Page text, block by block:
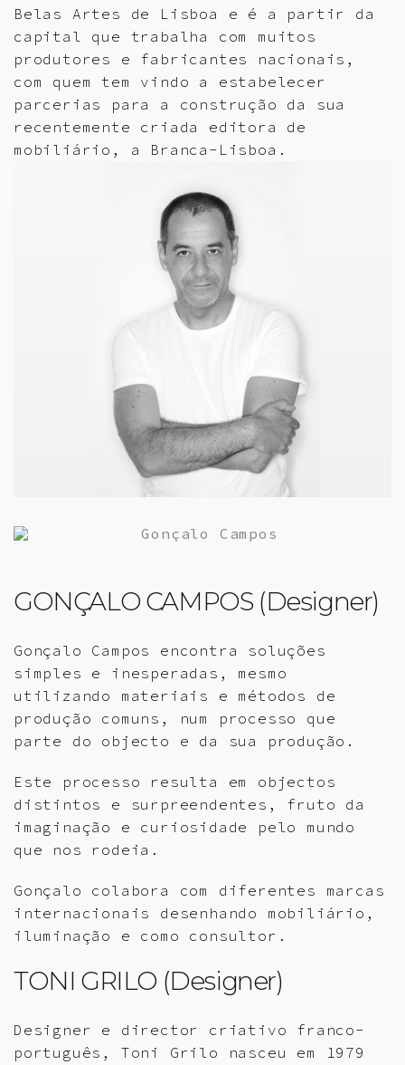
Belas Artes de Lisboa e é a partir da
capital que trabalha com muitos
produtores e fabricantes nacionais,
com quem tem vindo a estabelecer
parcerias para a construção da sua
recentemente criada editora de
mobiliário, a Branca-Lisboa.
GONÇALO CAMPOS (Designer)
Gonçalo Campos encontra soluções
simples e inesperadas, mesmo
utilizando materiais e métodos de
produção comuns, num processo que
parte do objecto e da sua produção.
Este processo resulta em objectos
distintos e surpreendentes, fruto da
imaginação e curiosidade pelo mundo
que nos rodeia.
Gonçalo colabora com diferentes marcas
internacionais desenhando mobiliário,
iluminação e como consultor.
TONI GRILO (Designer)
Designer e director criativo franco-
português, Toni Grilo nasceu em 1979